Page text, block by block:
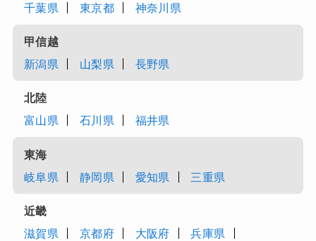
千葉県
東京都 神奈川県
甲信越
新潟県
山梨県 長野県
北陸
富山県
石川県 福井県
東海
岐阜県
静岡県 愛知県 三重県
近畿
滋賀県
京都府 大阪府
兵庫県